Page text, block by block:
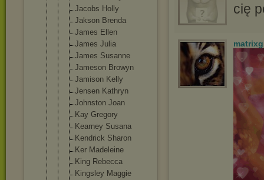
Jacobs Holly
Jakson Brenda
James Ellen
James Julia
James Susanne
Jameson Browyn
Jamison Kelly
Jensen Kathryn
Johnston Joan
Kay Gregory
Kearney Susana
Kendrick Sharon
Ker Madeleine
King Rebecca
Kingsley Maggie
cię